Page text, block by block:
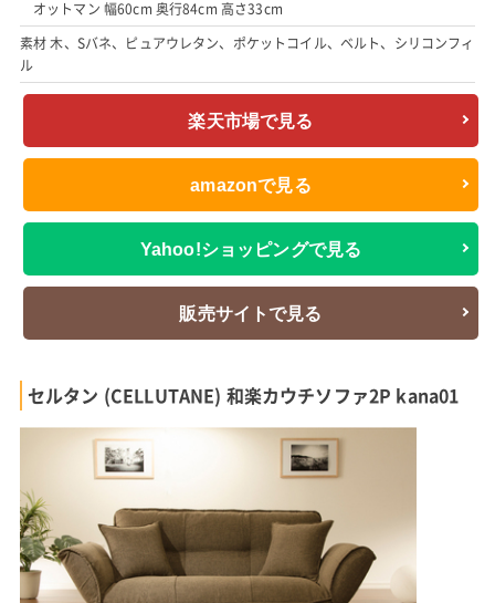
オットマン 幅60cm 奥行84cm 高さ33cm
素材 木、Sバネ、ピュアウレタン、ポケットコイル、ベルト、シリコンフィ
ル
楽天市場で見る
amazonで見る
Yahoo!ショッピングで見る
販売サイトで見る
セルタン (CELLUTANE) 和楽カウチソファ2P kana01